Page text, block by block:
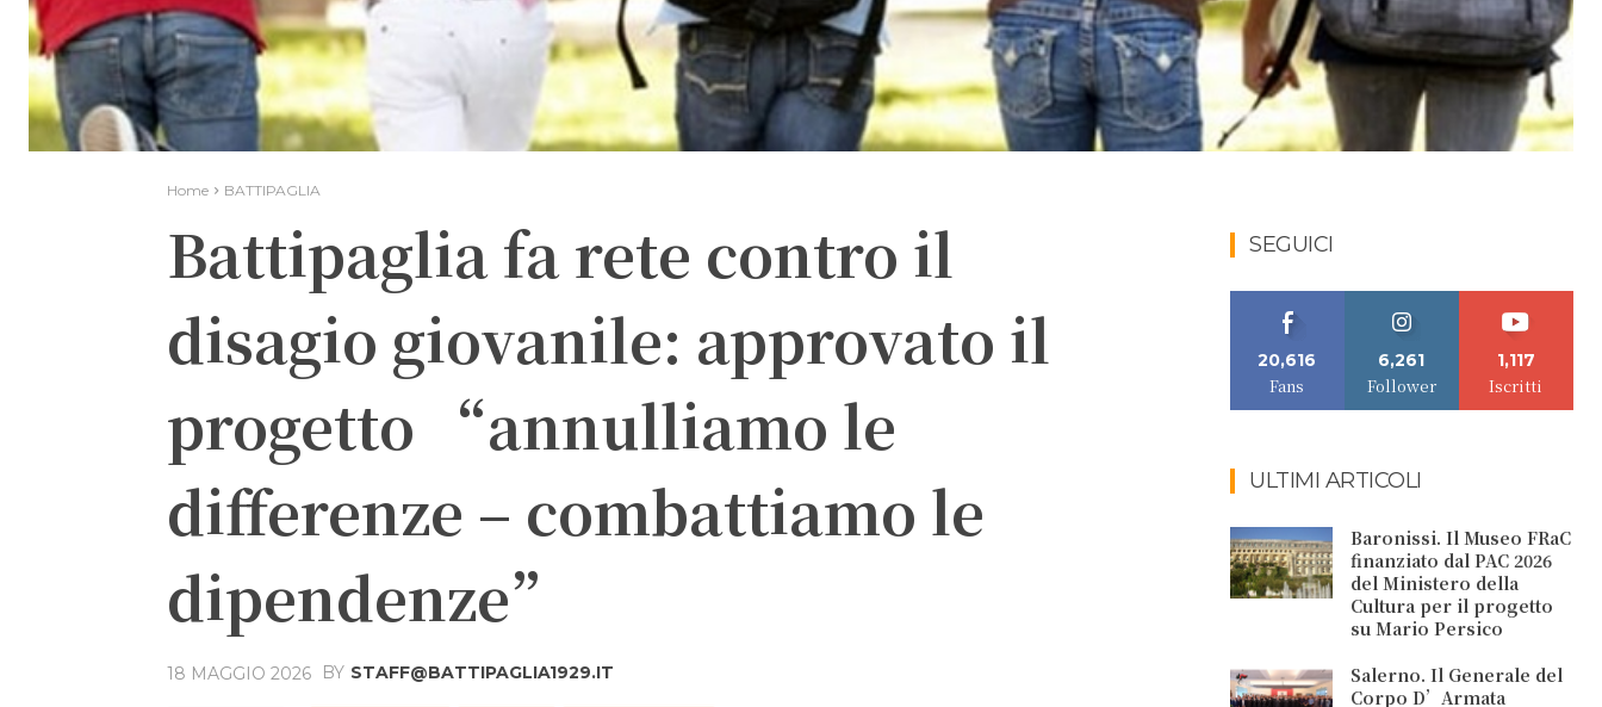
Home BATTIPAGLIA
Battipaglia fa rete contro il
disagio giovanile: approvato il
progetto “annulliamo le
differenze – combattiamo le
dipendenze”
18 MAGGIO 2026 BY STAFF@BATTIPAGLIA1929.IT
SEGUICI
20,616
Fans
6,261
Follower
1,117
Iscritti
ULTIMI ARTICOLI
Baronissi. Il Museo FRaC
finanziato dal PAC 2026
del Ministero della
Cultura per il progetto
su Mario Persico
Salerno. Il Generale del
Corpo D’Armata